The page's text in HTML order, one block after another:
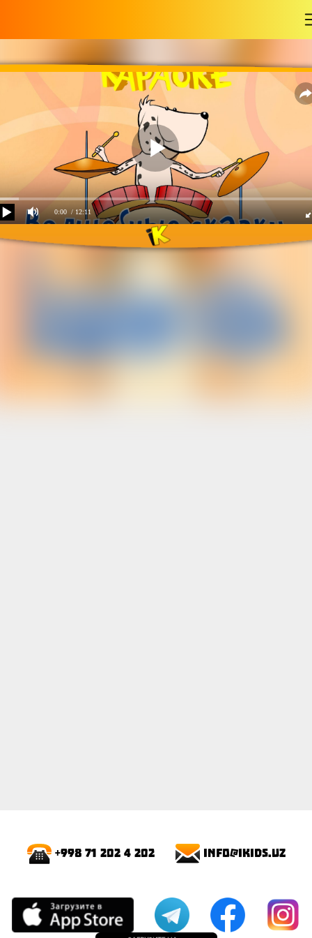
0:00 / 12:11
Мы все любим сказки
+998 71 202 4 202 info@ikids.uz